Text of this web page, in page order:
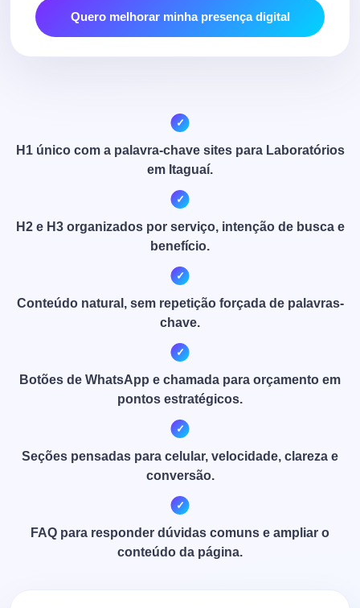
Quero melhorar minha presença digital
H1 único com a palavra-chave sites para Laboratórios
em Itaguaí.
H2 e H3 organizados por serviço, intenção de busca e
benefício.
Conteúdo natural, sem repetição forçada de palavras-
chave.
Botões de WhatsApp e chamada para orçamento em
pontos estratégicos.
Seções pensadas para celular, velocidade, clareza e
conversão.
FAQ para responder dúvidas comuns e ampliar o
conteúdo da página.